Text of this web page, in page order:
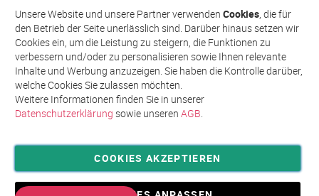
unseren
Newsletter
an:
Abonnieren
Privatsphäre und Datenschutz
Allgemeine Geschäftsbedingungen AGB
Unsere Website und unsere Partner verwenden Cookies, die für
den Betrieb der Seite unerlässlich sind. Darüber hinaus setzen wir
Cookies ein, um die Leistung zu steigern, die Funktionen zu
verbessern und/oder zu personalisieren sowie Ihnen relevante
Inhalte und Werbung anzuzeigen. Sie haben die Kontrolle darüber,
welche Cookies Sie zulassen möchten.
Weitere Informationen finden Sie in unserer
Datenschutzerklärung sowie unseren AGB.
COOKIES AKZEPTIEREN